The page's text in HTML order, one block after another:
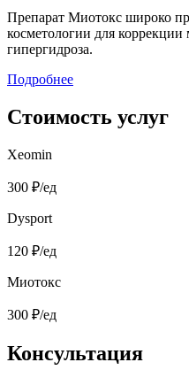
Препарат Миотокс широко
косметологии для
гипергидроза.
Подробнее
Стоимость услуг
Xeomin
300 ₽/ед
Dysport
120 ₽/ед
Миотокс
300 ₽/ед
Консультация